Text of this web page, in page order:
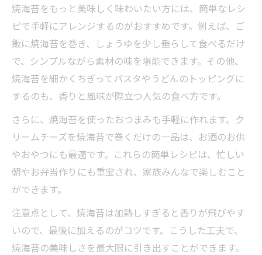
妊婦に嬉しい美味しい焼海苔の健康効果
焼海苔おすすめで毎日の食生活を豊かに
高い焼海苔と安い焼海苔違いに注目して
焼海苔おすすめに迷う高級品とお手頃品の
差
美味しい焼海苔の選び方と品質の見極め方
焼海苔おすすめは価格でどう変わるのか
高い焼海苔と安い焼海苔の味や食感の違い
美味しい焼海苔おすすめの納得ポイント
焼海苔をもっと美味しく味わいたい方には、簡単なレシ
ピで手軽にアレンジするのがおすすめです。例えば、ご
飯に焼海苔を巻き、しょうゆを少し垂らして食べるだけ
で、シンプルながら素材の味を堪能できます。その他、
焼海苔を細かくちぎってパスタやうどんのトッピングに
するのも、香りと風味が際立つ人気の食べ方です。
さらに、焼海苔を使ったおつまみも手軽に作れます。ク
リームチーズを焼海苔で巻くだけの一品は、お酒のお供
やおやつにも最適です。これらの簡単レシピは、忙しい
朝やお弁当作りにも重宝され、家族みんなで楽しむこと
ができます。
注意点として、焼海苔は加熱しすぎると香りが飛びやす
いので、最後に加えるのがコツです。こうした工夫で、
焼海苔の美味しさを最大限に引き出すことができます。